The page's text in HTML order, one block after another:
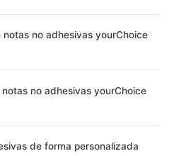
notas no adhesivas yourChoice
notas no adhesivas yourChoice
de forma personalizada